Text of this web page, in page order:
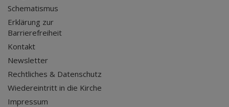
Schematismus
Erklärung zur
Barrierefreiheit
Kontakt
Newsletter
Rechtliches & Datenschutz
Wiedereintritt in die Kirche
Impressum